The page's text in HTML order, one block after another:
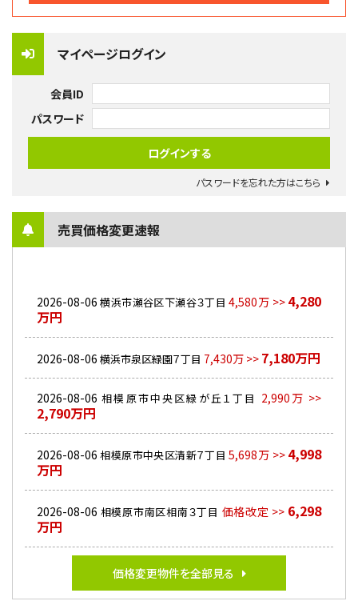
マイページログイン
会員ID
パスワード
パスワードを忘れた方はこちら
売買価格変更速報
2026-08-06 横浜市瀬谷区下瀬谷３丁目 4,580万 >> 4,280
万円
2026-08-06 横浜市泉区緑園７丁目 7,430万 >> 7,180万円
2026-08-06 相模原市中央区緑が丘１丁目 2,990万 >>
2,790万円
2026-08-06 相模原市中央区清新７丁目 5,698万 >> 4,998
万円
2026-08-06 相模原市南区相南３丁目 価格改定 >> 6,298
万円
価格変更物件を全部見る